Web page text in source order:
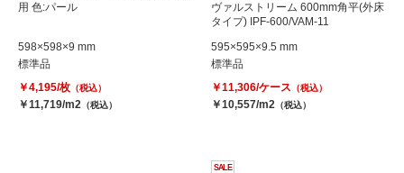
用 色:パール
598×598×9 mm
標準品
￥4,195/枚 （税込）
￥11,719/m2 （税込）
ヴァルストリーム 600mm角平(外床
タイプ) IPF-600/VAM-11
595×595×9.5 mm
標準品
￥11,306/ケース （税込）
￥10,557/m2 （税込）
SALE